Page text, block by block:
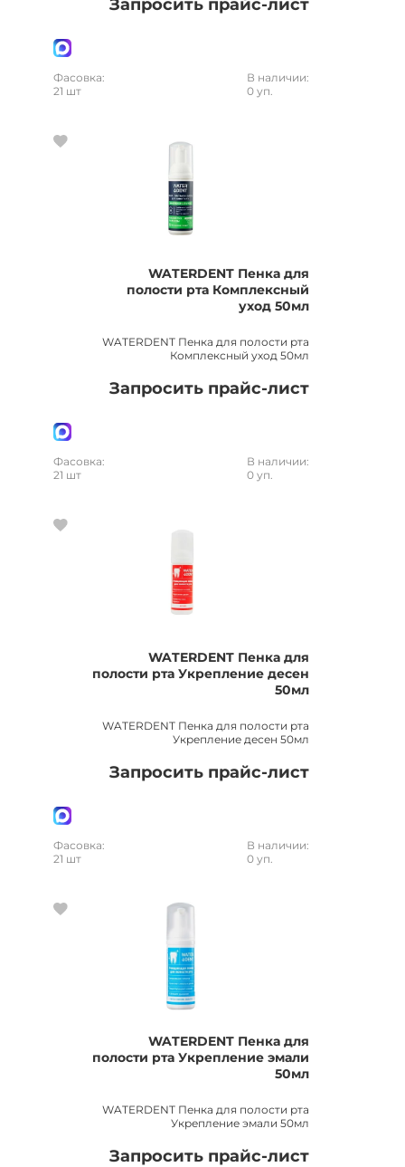
Запросить прайс-лист
Фасовка:
21 шт
В наличии:
0 уп.
WATERDENT Пенка для
полости рта Комплексный
уход 50мл
WATERDENT Пенка для полости рта
Комплексный уход 50мл
Запросить прайс-лист
Фасовка:
21 шт
В наличии:
0 уп.
WATERDENT Пенка для
полости рта Укрепление десен
50мл
WATERDENT Пенка для полости рта
Укрепление десен 50мл
Запросить прайс-лист
Фасовка:
21 шт
В наличии:
0 уп.
WATERDENT Пенка для
полости рта Укрепление эмали
50мл
WATERDENT Пенка для полости рта
Укрепление эмали 50мл
Запросить прайс-лист